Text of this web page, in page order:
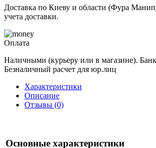
Доставка по Киеву и области (Фура
учета доставки.
Оплата
Наличными (курьеру или в магазине).
Безналичный расчет для юр.лиц
Характеристики
Описание
Отзывы (0)
Основные характеристики